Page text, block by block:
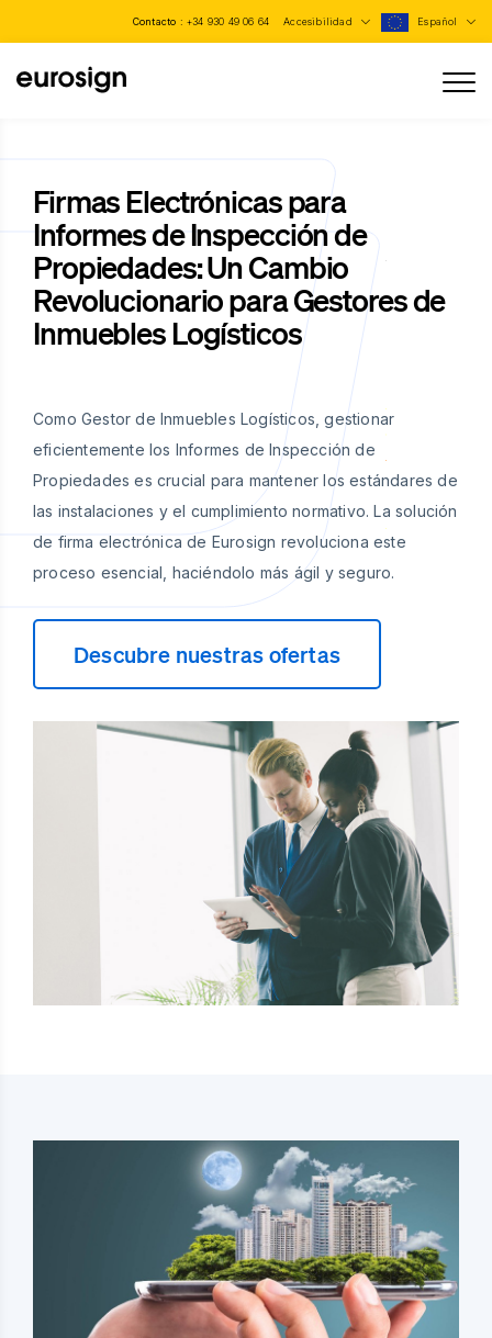
Contacto : +34 930 49 06 64 Accesibilidad Español
Firmas Electrónicas para
Informes de Inspección de
Propiedades: Un Cambio
Revolucionario para Gestores de
Inmuebles Logísticos
Como Gestor de Inmuebles Logísticos, gestionar
eficientemente los Informes de Inspección de
Propiedades es crucial para mantener los estándares de
las instalaciones y el cumplimiento normativo. La solución
de firma electrónica de Eurosign revoluciona este
proceso esencial, haciéndolo más ágil y seguro.
Descubre nuestras ofertas